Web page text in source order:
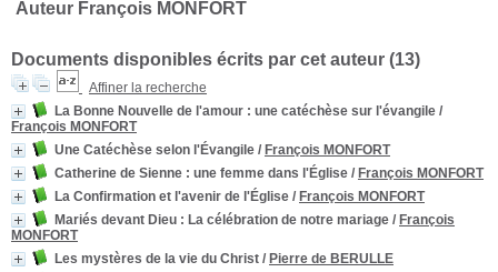
Auteur François MONFORT
Documents disponibles écrits par cet auteur (13)
Affiner la recherche
La Bonne Nouvelle de l'amour : une catéchèse sur l'évangile /
François MONFORT
Une Catéchèse selon l'Évangile / François MONFORT
Catherine de Sienne : une femme dans l'Église / François MONFORT
La Confirmation et l'avenir de l'Église / François MONFORT
Mariés devant Dieu : La célébration de notre mariage / François
MONFORT
Les mystères de la vie du Christ / Pierre de BERULLE